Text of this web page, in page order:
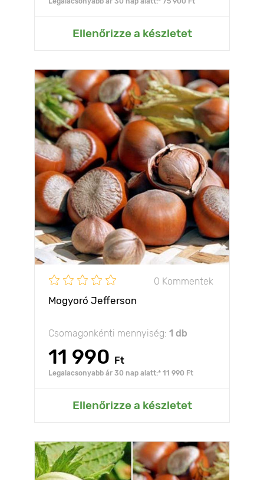
Ellenőrizze a készletet
0 Kommentek
Mogyoró Jefferson
Csomagonkénti mennyiség: 1 db
11 990 Ft
Legalacsonyabb ár 30 nap alatt:* 11 990 Ft
Ellenőrizze a készletet